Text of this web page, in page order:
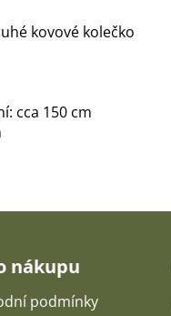
kovové kolečko
cca 150 cm
nákupu
podmínky